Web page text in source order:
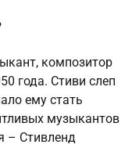
композитор
года. Стиви слеп
ему стать
музыкантов
– Стивленд